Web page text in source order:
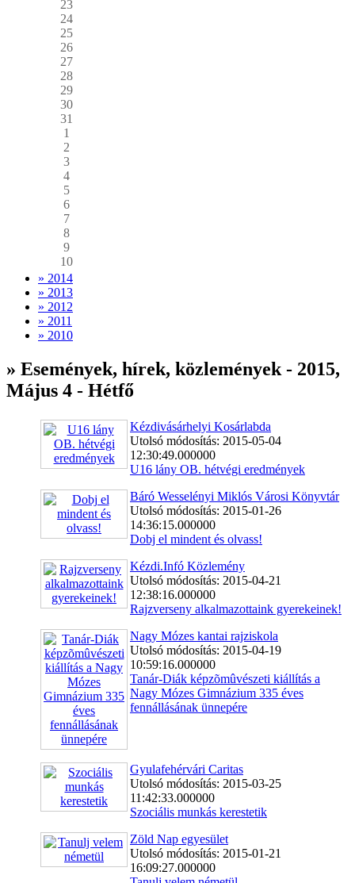
23
24
25
26
27
28
29
30
31
1
2
3
4
5
6
7
8
9
10
» 2014
» 2013
» 2012
» 2011
» 2010
» Események, hírek, közlemények - 2015,
Május 4 - Hétfő
Kézdivásárhelyi Kosárlabda
Utolsó módosítás: 2015-05-04
12:30:49.000000
U16 lány OB. hétvégi eredmények
Báró Wesselényi Miklós Városi Könyvtár
Utolsó módosítás: 2015-01-26
14:36:15.000000
Dobj el mindent és olvass!
Kézdi.Infó Közlemény
Utolsó módosítás: 2015-04-21
12:38:16.000000
Rajzverseny alkalmazottaink gyerekeinek!
Nagy Mózes kantai rajziskola
Utolsó módosítás: 2015-04-19
10:59:16.000000
Tanár-Diák képzõmûvészeti kiállítás a
Nagy Mózes Gimnázium 335 éves
fennállásának ünnepére
Gyulafehérvári Caritas
Utolsó módosítás: 2015-03-25
11:42:33.000000
Szociális munkás kerestetik
Zöld Nap egyesület
Utolsó módosítás: 2015-01-21
16:09:27.000000